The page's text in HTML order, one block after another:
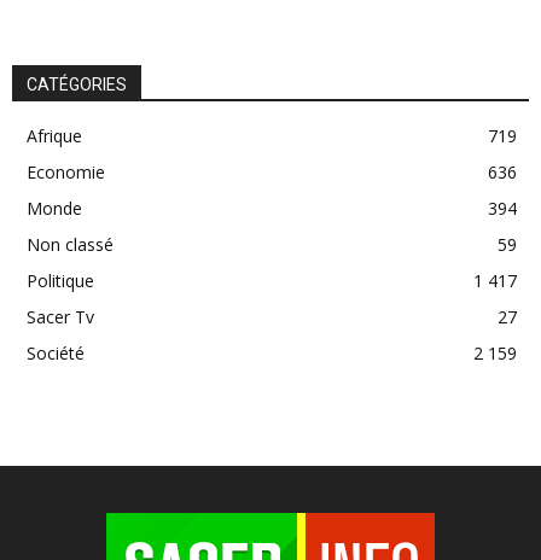
CATÉGORIES
Afrique
719
Economie
636
Monde
394
Non classé
59
Politique
1 417
Sacer Tv
27
Société
2 159